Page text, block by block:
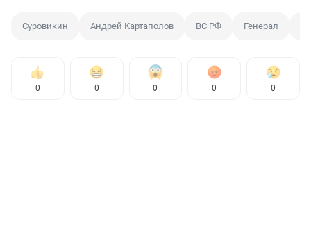
Суровикин Андрей Картаполов ВС РФ Генерал
0 0 0 0 0